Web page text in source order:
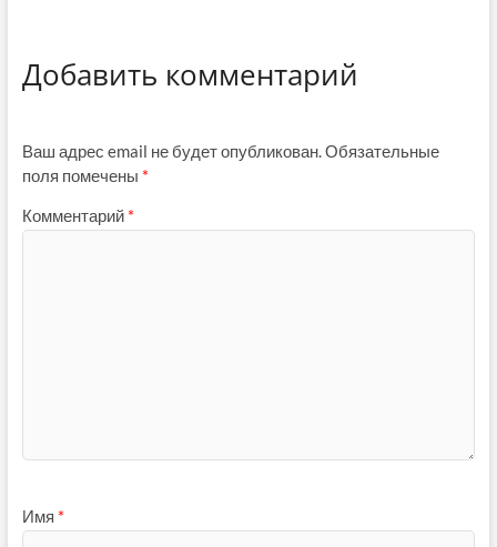
Добавить комментарий
Ваш адрес email не будет опубликован.Обязательные
поля помечены *
Комментарий *
Имя *